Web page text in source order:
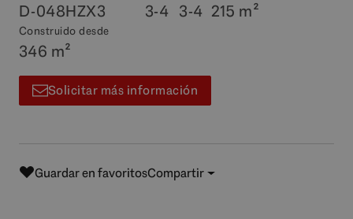
D-048HZX3 3-4 3-4 215 m²
Construido desde
346 m²
Solicitar más información
Guardar en favoritosCompartir